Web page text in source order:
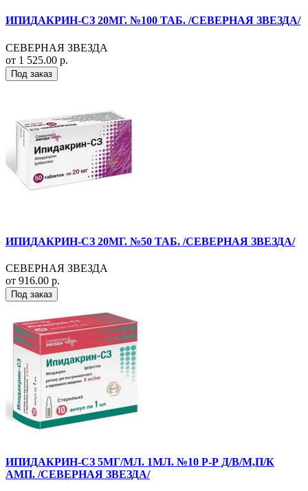
ИПИДАКРИН-СЗ 20МГ. №100 ТАБ. /СЕВЕРНАЯ ЗВЕЗДА/
СЕВЕРНАЯ ЗВЕЗДА
от 1 525.00 р.
Под заказ
ИПИДАКРИН-СЗ 20МГ. №50 ТАБ. /СЕВЕРНАЯ ЗВЕЗДА/
СЕВЕРНАЯ ЗВЕЗДА
от 916.00 р.
Под заказ
ИПИДАКРИН-СЗ 5МГ/МЛ. 1МЛ. №10 Р-Р Д/В/М,П/К
АМП. /СЕВЕРНАЯ ЗВЕЗДА/